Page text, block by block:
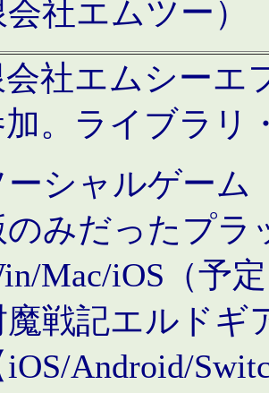
会社エムツー）
社エムシーエ
。ライブラリ
ーシャルゲーム
のみだったプラ
Mac/iOS（予
魔戦記エルドギ
iOS/Android/